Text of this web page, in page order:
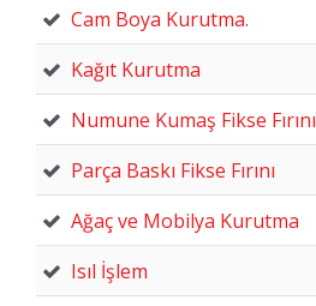
Cam Boya Kurutma.
Kağıt Kurutma
Numune Kumaş Fikse Fırını
Parça Baskı Fikse Fırını
Ağaç ve Mobilya Kurutma
Isıl İşlem